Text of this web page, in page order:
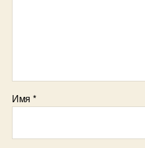
Имя *